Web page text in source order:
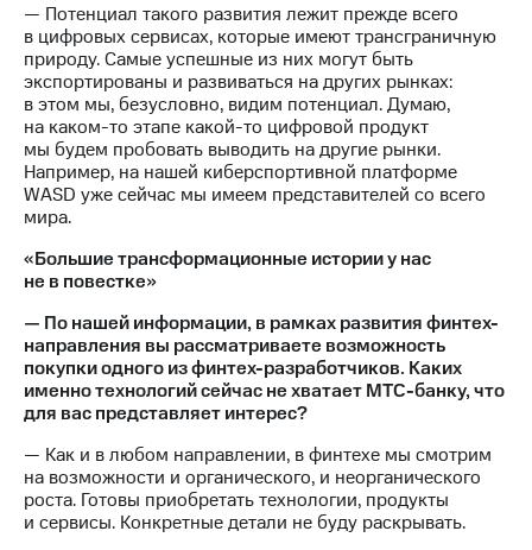
— Потенциал такого развития лежит прежде всего
в цифровых сервисах, которые имеют трансграничную
природу. Самые успешные из них могут быть
экспортированы и развиваться на других рынках:
в этом мы, безусловно, видим потенциал. Думаю,
на каком-то этапе какой-то цифровой продукт
мы будем пробовать выводить на другие рынки.
Например, на нашей киберспортивной платформе
WASD уже сейчас мы имеем представителей со всего
мира.
«Большие трансформационные истории у нас
не в повестке»
— По нашей информации, в рамках развития финтех-
направления вы рассматриваете возможность
покупки одного из финтех-разработчиков. Каких
именно технологий сейчас не хватает МТС-банку, что
для вас представляет интерес?
— Как и в любом направлении, в финтехе мы смотрим
на возможности и органического, и неорганического
роста. Готовы приобретать технологии, продукты
и сервисы. Конкретные детали не буду раскрывать.